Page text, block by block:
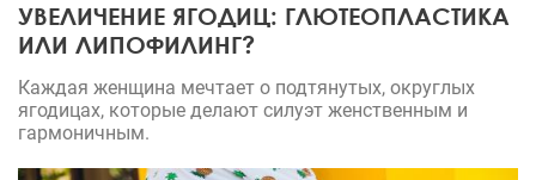
УВЕЛИЧЕНИЕ ЯГОДИЦ: ГЛЮТЕОПЛАСТИКА
ИЛИ ЛИПОФИЛИНГ?
Каждая женщина мечтает о подтянутых, округлых
ягодицах, которые делают силуэт женственным и
гармоничным.